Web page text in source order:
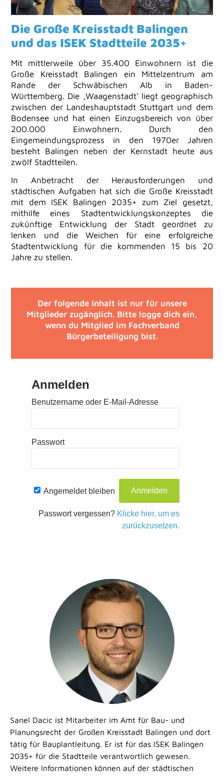
Die Große Kreisstadt Balingen
und das ISEK Stadtteile 2035+
Mit mittlerweile über 35.400 Einwohnern ist die
Große Kreisstadt Balingen ein Mittelzentrum am
Rande der Schwäbischen Alb in Baden-
Württemberg. Die ,Waagenstadt‘ liegt geographisch
zwischen der Landeshauptstadt Stuttgart und dem
Bodensee und hat einen Einzugsbereich von über
200.000 Einwohnern. Durch den
Eingemeindungsprozess in den 1970er Jahren
besteht Balingen neben der Kernstadt heute aus
zwölf Stadtteilen.
In Anbetracht der Herausforderungen und
städtischen Aufgaben hat sich die Große Kreisstadt
mit dem ISEK Balingen 2035+ zum Ziel gesetzt,
mithilfe eines Stadtentwicklungskonzeptes die
zukünftige Entwicklung der Stadt geordnet zu
lenken und die Weichen für eine erfolgreiche
Stadtentwicklung für die kommenden 15 bis 20
Jahre zu stellen.
Der folgende Inhalt ist nur für unsere
Mitglieder zugänglich. Bitte logge dich ein,
wenn du Mitglied im Fachverband
Bürgerbeteiligung bist.
Anmelden
Benutzername oder E-Mail-Adresse
Passwort
Angemeldet bleiben
Passwort vergessen? Klicke hier, um es
zurückzusetzen.
Sanel Dacic ist Mitarbeiter im Amt für Bau- und
Planungsrecht der Großen Kreisstadt Balingen und dort
tätig für Bauplantleitung. Er ist für das ISEK Balingen
2035+ für die Stadtteile verantwortlich gewesen.
Weitere Informationen können auf der städtischen